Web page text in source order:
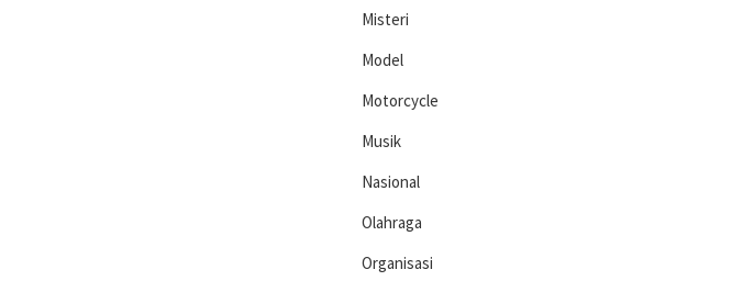
Misteri
Model
Motorcycle
Musik
Nasional
Olahraga
Organisasi